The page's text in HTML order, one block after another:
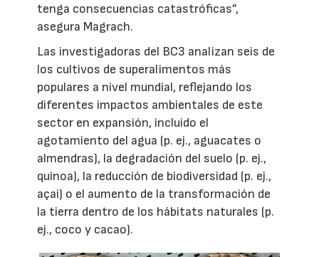
tenga consecuencias catastróficas”,
asegura Magrach.
Las investigadoras del BC3 analizan seis de
los cultivos de superalimentos más
populares a nivel mundial, reflejando los
diferentes impactos ambientales de este
sector en expansión, incluido el
agotamiento del agua (p. ej., aguacates o
almendras), la degradación del suelo (p. ej.,
quinoa), la reducción de biodiversidad (p. ej.,
açai) o el aumento de la transformación de
la tierra dentro de los hábitats naturales (p.
ej., coco y cacao).